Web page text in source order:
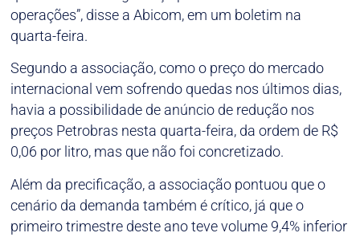
operações”, disse a Abicom, em um boletim na
quarta-feira.
Segundo a associação, como o preço do mercado
internacional vem sofrendo quedas nos últimos dias,
havia a possibilidade de anúncio de redução nos
preços Petrobras nesta quarta-feira, da ordem de R$
0,06 por litro, mas que não foi concretizado.
Além da precificação, a associação pontuou que o
cenário da demanda também é crítico, já que o
primeiro trimestre deste ano teve volume 9,4% inferior